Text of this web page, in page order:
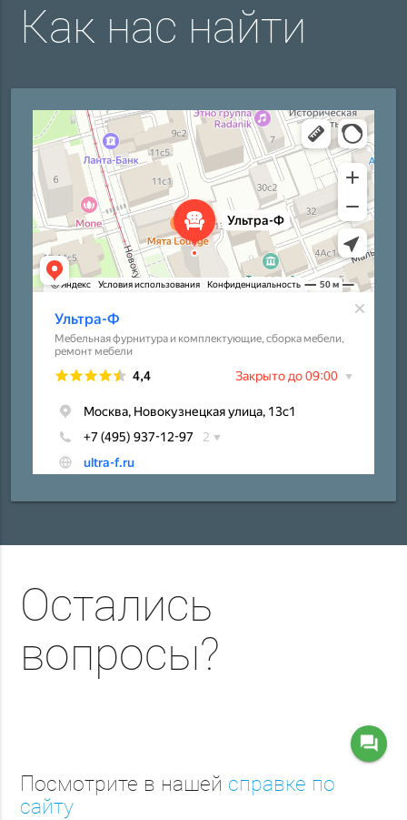
Как нас найти
Остались
вопросы?
question_answer
Посмотрите в нашей справке по
сайту